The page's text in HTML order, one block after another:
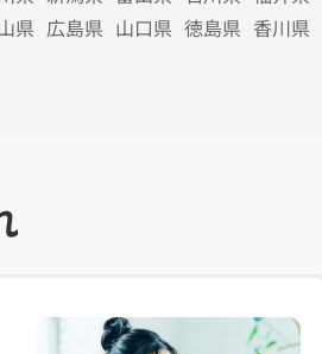
県 広島県 山口県 徳島県 香川県